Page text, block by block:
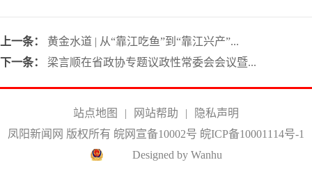
上一条：
黄金水道 | 从“靠江吃鱼”到“靠江兴产”...
下一条：
梁言顺在省政协专题议政性常委会会议暨...
站点地图 | 网站帮助 |
隐私声明
凤阳新闻网 版权所有 皖网宣备10002号 皖ICP备10001114号-1
Designed by Wanhu